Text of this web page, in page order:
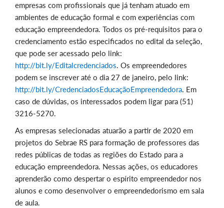
empresas com profissionais que já tenham atuado em
ambientes de educação formal e com experiências com
educação empreendedora. Todos os pré-requisitos para o
credenciamento estão especificados no edital da seleção,
que pode ser acessado pelo link:
http://bit.ly/Editalcredenciados. Os empreendedores
podem se inscrever até o dia 27 de janeiro, pelo link:
http://bit.ly/CredenciadosEducaçãoEmpreendedora. Em
caso de dúvidas, os interessados podem ligar para (51)
3216-5270.
As empresas selecionadas atuarão a partir de 2020 em
projetos do Sebrae RS para formação de professores das
redes públicas de todas as regiões do Estado para a
educação empreendedora. Nessas ações, os educadores
aprenderão como despertar o espírito empreendedor nos
alunos e como desenvolver o empreendedorismo em sala
de aula.